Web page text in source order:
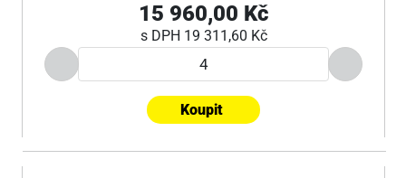
15 960,00 Kč
s DPH 19 311,60 Kč
Koupit